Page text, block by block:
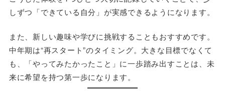
しずつ「できている自分」が実感できるようになります。
また、新しい趣味や学びに挑戦することもおすすめです。
中年期は“再スタート”のタイミング。大きな目標でなくて
も、「やってみたかったこと」に一歩踏み出すことは、未
来に希望を持つ第一歩になります。